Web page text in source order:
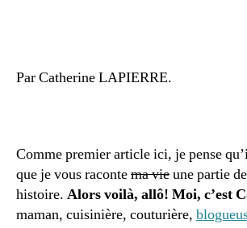
Par Catherine LAPIERRE.
Comme premier article ici, je pense
que je vous racontema vieune partie
histoire. Alors voilà, allô! Moi, c’est
maman, cuisinière, couturière,